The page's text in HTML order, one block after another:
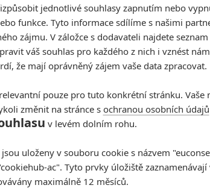
jednotlivé souhlasy zapnutím nebo
funkce. Tyto informace sdílíme s našimi
zájmu. V záložce s dodavateli najdete
váš souhlas pro každého z nich i vznést
že mají oprávněný zájem vaše data zpracovat.
pouze pro tuto konkrétní stránku. Vaše
změnit na stránce sochranou osobních údajů
v levém dolním rohu.
uloženy v souboru cookie s názvem
ac". Tyto prvky úložiště zaznamenávají
maximálně 12 měsíců.